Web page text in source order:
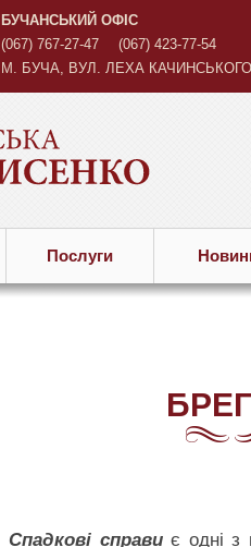
БУЧАНСЬКИЙ ОФІС
(067) 767-27-47
(067) 423-77-54
М. БУЧА, ВУЛ. ЛЕХА
Послуги
Спадкові справиє одні з